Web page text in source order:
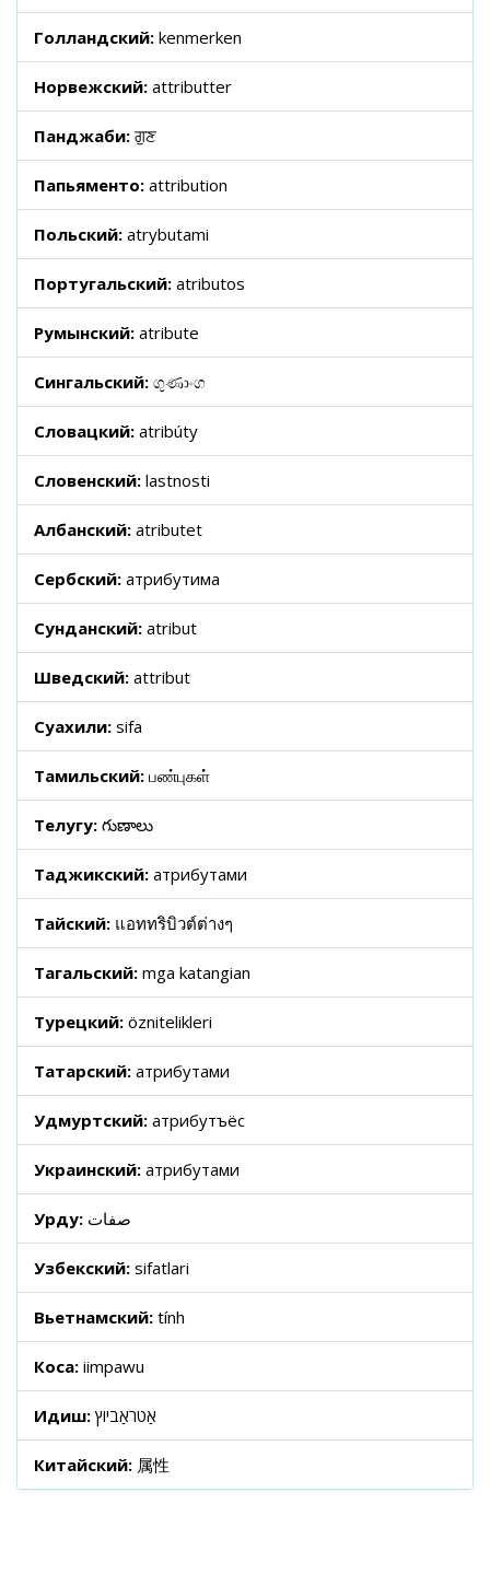
Голландский: kenmerken
Норвежский: attributter
Панджаби: ਗੁਣ
Папьяменто: attribution
Польский: atrybutami
Португальский: atributos
Румынский: atribute
Сингальский: ගුණාංග
Словацкий: atribúty
Словенский: lastnosti
Албанский: atributet
Сербский: атрибутима
Сунданский: atribut
Шведский: attribut
Суахили: sifa
Тамильский: பண்புகள்
Телугу: గుణాలు
Таджикский: атрибутами
Тайский: แอททริบิวต์ต่างๆ
Тагальский: mga katangian
Турецкий: öznitelikleri
Татарский: атрибутами
Удмуртский: атрибутъёс
Украинский: атрибутами
Урду: صفات
Узбекский: sifatlari
Вьетнамский: tính
Коса: iimpawu
Идиш: אַטראַביוץ
Китайский: 属性